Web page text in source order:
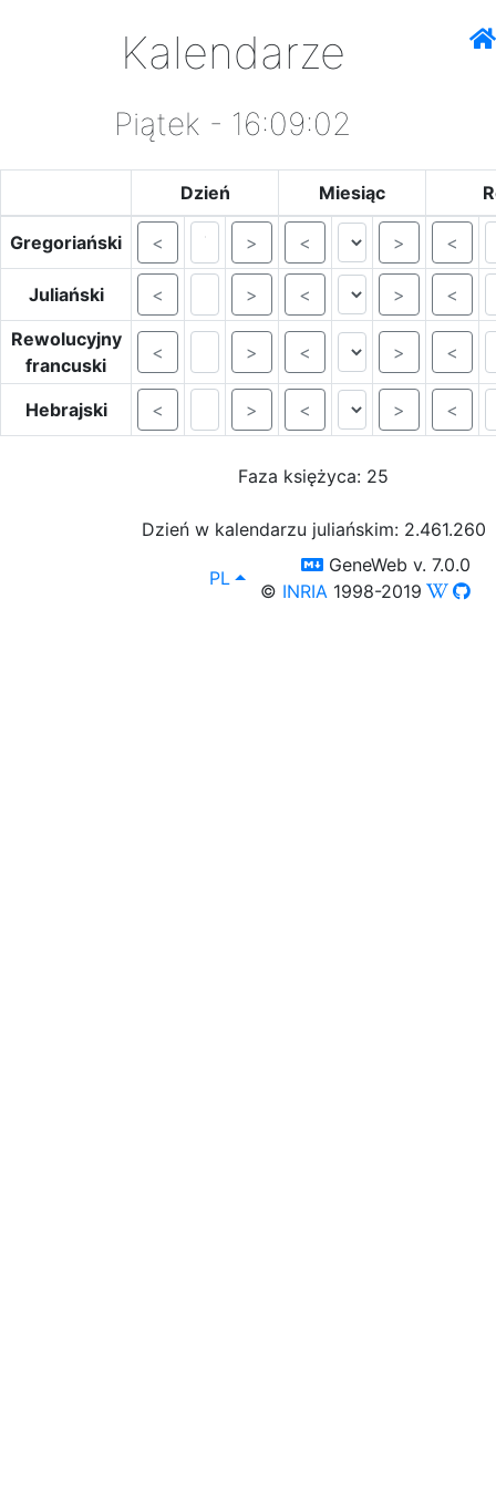
Kalendarze
Piątek - 16:09:02
Dzień Miesiąc
Gregoriański < > < > <
Juliański < > < >
<
Rewolucyjny
francuski
< > < > <
Hebrajski < > < > <
Faza księżyca: 25
Dzień w kalendarzu juliańskim: 2.461.260
lang
PL , Możesz wybrać inny język
switch to templm
GeneWeb v. 7.0.0
© INRIA 1998-2019